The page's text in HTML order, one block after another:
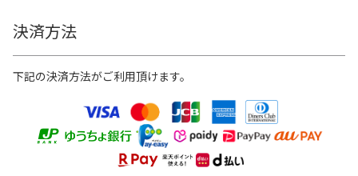
決済方法
下記の決済方法がご利用頂けます。